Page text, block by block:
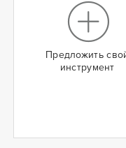
Предложить
инструмент